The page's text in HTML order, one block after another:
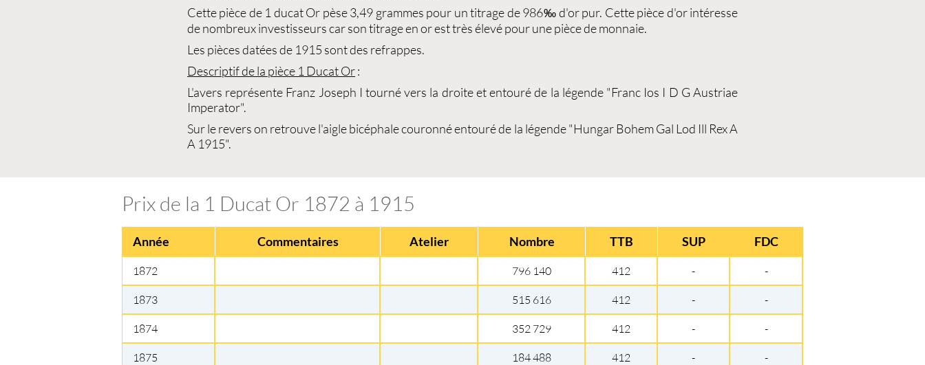
Cettepièce de 1 ducat Or pèse 3,49 grammes pour un titrage de 986‰ d'or pur. Cettepièce d'orintéresse
de nombreux investisseurs car son titrage en or est très élevé pour une pièce de monnaie.
Les piècesdatées de 1915 sont des refrappes.
Descriptif de la pièce 1 Ducat Or:
L'avers représente Franz Joseph I tourné vers la droite et entouré de la légende "Franc Ios I D G Austriae
Imperator".
Sur le revers on retrouve l'aigle bicéphale couronné entouré de la légende "Hungar Bohem Gal Lod Ill Rex A
A 1915".
Prix de la 1 Ducat Or 1872 à 1915
Année Commentaires Atelier Nombre TTB SUP FDC
1872 796 140 412 - -
1873 515 616 412 - -
1874 352 729 412 - -
1875 184 488 412 - -